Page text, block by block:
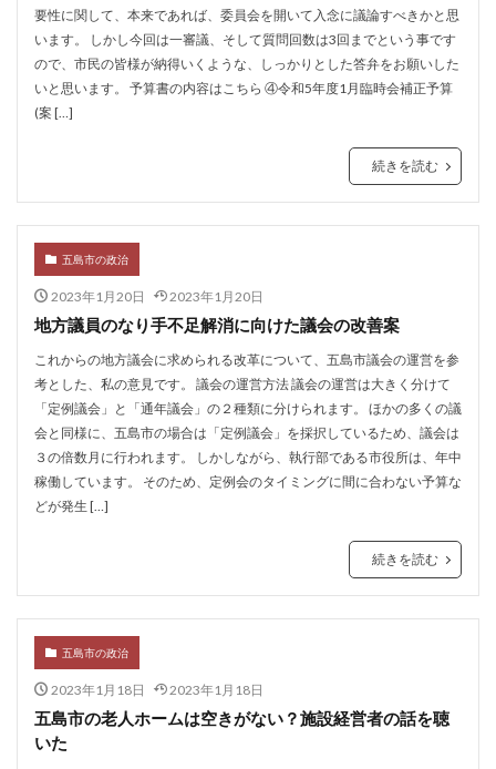
要性に関して、本来であれば、委員会を開いて入念に議論すべきかと思
います。 しかし今回は一審議、そして質問回数は3回までという事です
ので、市民の皆様が納得いくような、しっかりとした答弁をお願いした
いと思います。 予算書の内容はこちら ④令和5年度1月臨時会補正予算
(案 […]
続きを読む
五島市の政治
2023年1月20日 2023年1月20日
地方議員のなり手不足解消に向けた議会の改善案
これからの地方議会に求められる改革について、五島市議会の運営を参
考とした、私の意見です。 議会の運営方法 議会の運営は大きく分けて
「定例議会」と「通年議会」の２種類に分けられます。 ほかの多くの議
会と同様に、五島市の場合は「定例議会」を採択しているため、議会は
３の倍数月に行われます。 しかしながら、執行部である市役所は、年中
稼働しています。 そのため、定例会のタイミングに間に合わない予算な
どが発生 […]
続きを読む
五島市の政治
2023年1月18日 2023年1月18日
五島市の老人ホームは空きがない？施設経営者の話を聴
いた